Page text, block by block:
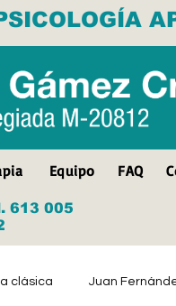
Equipo FAQ
613 005
clásica Juan